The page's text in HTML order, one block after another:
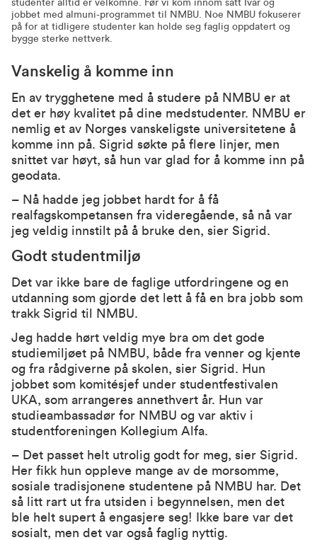
studenter alltid er velkomne. Før vi kom innom satt Ivar og
jobbet med almuni-programmet til NMBU. Noe NMBU fokuserer
på for at tidligere studenter kan holde seg faglig oppdatert og
bygge sterke nettverk.
Vanskelig å komme inn
En av trygghetene med å studere på NMBU er at
det er høy kvalitet på dine medstudenter. NMBU er
nemlig et av Norges vanskeligste universitetene å
komme inn på. Sigrid søkte på flere linjer, men
snittet var høyt, så hun var glad for å komme inn på
geodata.
– Nå hadde jeg jobbet hardt for å få
realfagskompetansen fra videregående, så nå var
jeg veldig innstilt på å bruke den, sier Sigrid.
Godt studentmiljø
Det var ikke bare de faglige utfordringene og en
utdanning som gjorde det lett å få en bra jobb som
trakk Sigrid til NMBU.
Jeg hadde hørt veldig mye bra om det gode
studiemiljøet på NMBU, både fra venner og kjente
og fra rådgiverne på skolen, sier Sigrid. Hun
jobbet som komitésjef under studentfestivalen
UKA, som arrangeres annethvert år. Hun var
studieambassadør for NMBU og var aktiv i
studentforeningen Kollegium Alfa.
– Det passet helt utrolig godt for meg, sier Sigrid.
Her fikk hun oppleve mange av de morsomme,
sosiale tradisjonene studentene på NMBU har. Det
så litt rart ut fra utsiden i begynnelsen, men det
ble helt supert å engasjere seg! Ikke bare var det
sosialt, men det var også faglig nyttig.